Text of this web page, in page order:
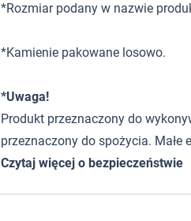
*Rozmiar podany w nazwie
*Kamienie pakowane losowo.
*Uwaga!
Produkt przeznaczony do
przeznaczony do spożycia. Małe
Czytaj więcej o bezpieczeństwie